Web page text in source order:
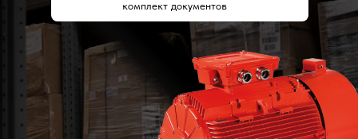
комплект документов